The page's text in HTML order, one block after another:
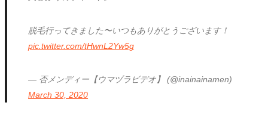
脱毛行ってきました〜いつもありがとうございます！
pic.twitter.com/tHwnL2Yw5g
— 否メンディー【ウマヅラビデオ】 (@inainainamen)
March 30, 2020